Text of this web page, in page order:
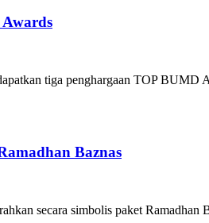
tiga penghargaan TOP BUMD
Baznas
secara simbolis paket